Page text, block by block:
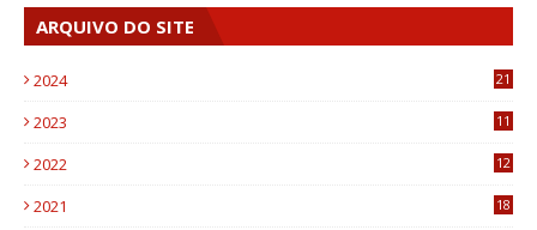
ARQUIVO DO SITE
2024 21
2023
11
2022
12
2021
18